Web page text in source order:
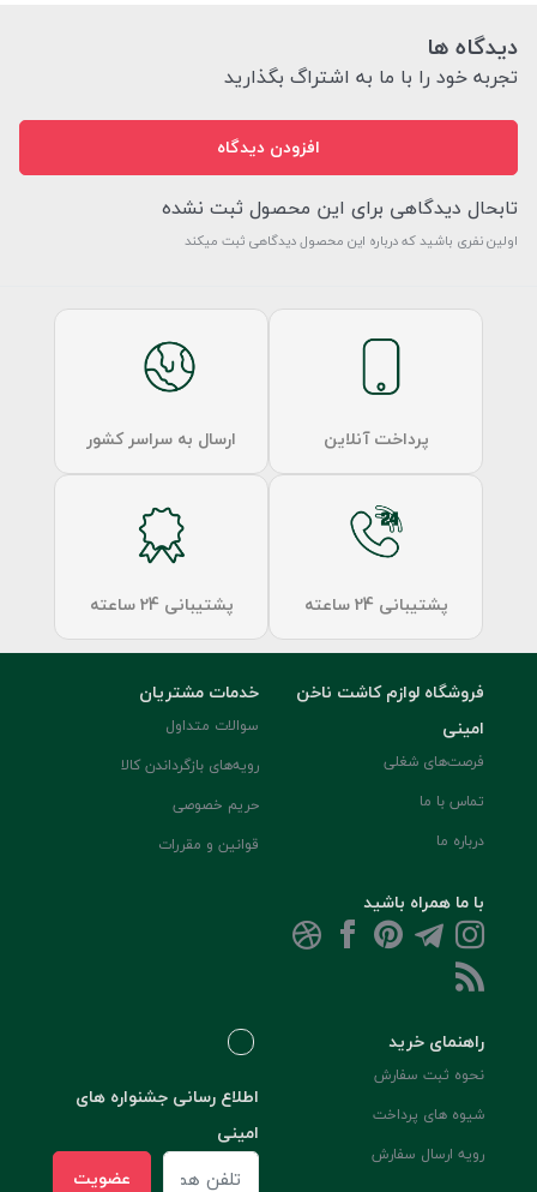
دیدگاه ها
تجربه خود را با ما به اشتراگ بگذارید
افزودن دیدگاه
تابحال دیدگاهی برای این محصول ثبت نشده
اولین نفری باشید که درباره این محصول دیدگاهی ثبت میکند
پرداخت آنلاین ارسال به سراسر کشور
پشتیبانی 24 ساعته پشتیبانی 24 ساعته
فروشگاه لوازم کاشت ناخن
امینی
فرصت‌های شغلی
تماس با ما
درباره ما
با ما همراه باشید
خدمات مشتریان
سوالات متداول
رویه‌های بازگرداندن کالا
حریم خصوصی
قوانین و مقررات
راهنمای خرید
نحوه ثبت سفارش
شیوه های پرداخت
رویه ارسال سفارش
اطلاع رسانی جشنواره های
امینی
عضویت